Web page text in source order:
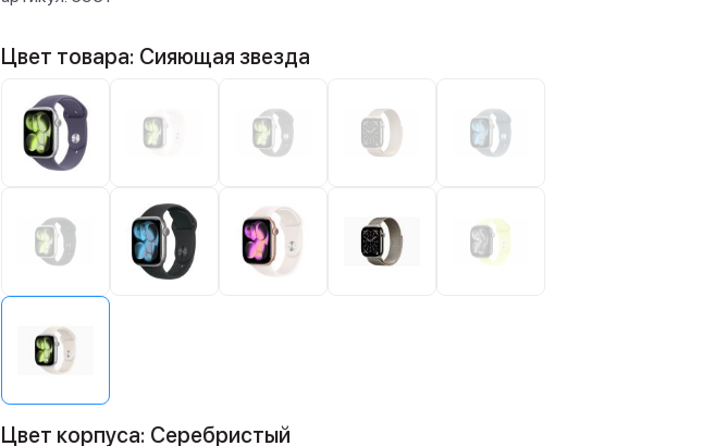
Цвет товара: Сияющая звезда
Цвет корпуса: Серебристый